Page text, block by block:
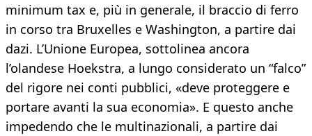
minimum tax e, più in generale, il braccio di ferro
in corso tra Bruxelles e Washington, a partire dai
dazi. L’Unione Europea, sottolinea ancora
l’olandese Hoekstra, a lungo considerato un “falco”
del rigore nei conti pubblici, «deve proteggere e
portare avanti la sua economia». E questo anche
impedendo che le multinazionali, a partire dai